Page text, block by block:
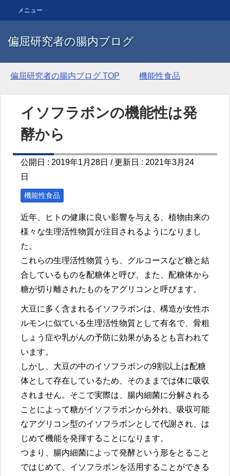
偏屈研究者の腸内ブログ
メニュー
偏屈研究者の腸内ブログ TOP 機能性食品
イソフラボンの機能性は発
酵から
公開日 : 2019年1月28日 / 更新日 : 2021年3月24
日
機能性食品
近年、ヒトの健康に良い影響を与える、植物由来の
様々な生理活性物質が注目されるようになりまし
た。
これらの生理活性物質うち、グルコースなど糖と結
合しているものを配糖体と呼び、また、配糖体から
糖が切り離されたものをアグリコンと呼びます。
大豆に多く含まれるイソフラボンは、構造が女性ホ
ルモンに似ている生理活性物質として有名で、骨粗
しょう症や乳がんの予防に効果があるとも言われて
います。
しかし、大豆の中のイソフラボンの9割以上は配糖
体として存在しているため、そのままでは体に吸収
されません。そこで実際は、腸内細菌に分解される
ことによって糖がイソフラボンから外れ、吸収可能
なアグリコン型のイソフラボンとして代謝され、は
じめて機能を発揮することになります。
つまり、腸内細菌によって発酵という形をとること
ではじめて、イソフラボンを活用することができる